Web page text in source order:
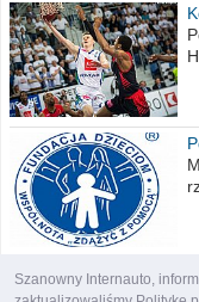
Szanowny Internauto,